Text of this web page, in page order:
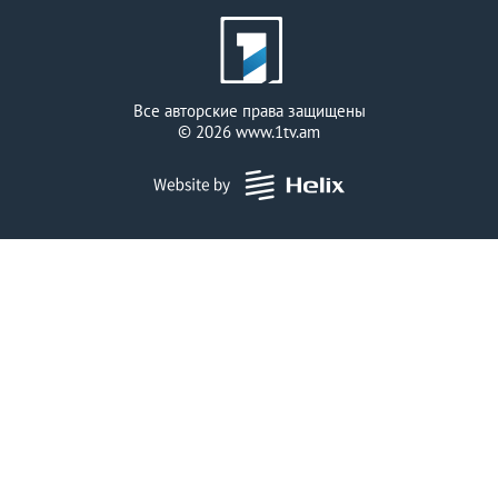
Все авторские права защищены
© 2026 www.1tv.am